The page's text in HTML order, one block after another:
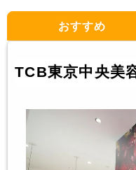
おすすめ
TCB東京中央美